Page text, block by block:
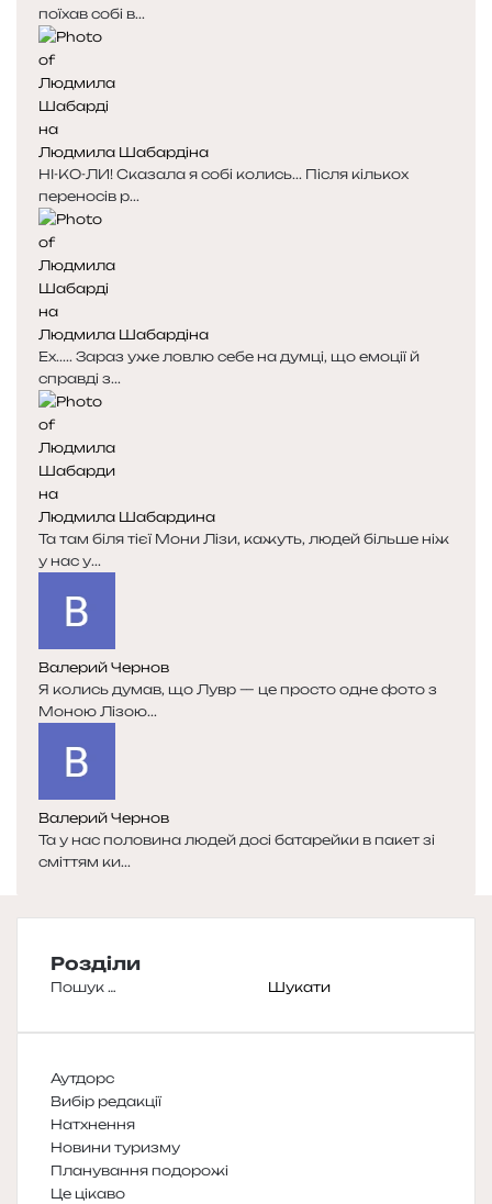
р
і
н
к
а
р
і
н
к
а
поїхав собі в...
Людмила Шабардіна
НІ-КО-ЛИ! Сказала я собі колись... Після кількох
переносів р...
Людмила Шабардіна
Ех..... Зараз уже ловлю себе на думці, що емоції й
справді з...
Людмила Шабардина
Та там біля тієї Мони Лізи, кажуть, людей більше ніж
у нас у...
Валерий Чернов
Я колись думав, що Лувр — це просто одне фото з
Моною Лізою...
Валерий Чернов
Та у нас половина людей досі батарейки в пакет зі
сміттям ки...
Розділи
Пошук:
Аутдорс
Вибір редакції
Натхнення
Новини туризму
Планування подорожі
Це цікаво